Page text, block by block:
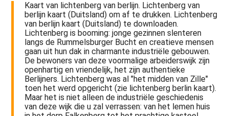
Kaart van lichtenberg van berlijn. Lichtenberg van
berlijn kaart (Duitsland) om af te drukken. Lichtenberg
van berlijn kaart (Duitsland) te downloaden.
Lichtenberg is booming: jonge gezinnen slenteren
langs de Rummelsburger Bucht en creatieve mensen
gaan uit hun dak in charmante industriële gebouwen.
De bewoners van deze voormalige arbeiderswijk zijn
openhartig en vriendelijk, het zijn authentieke
Berlijners. Lichtenberg was al "het midden van Zille"
toen het werd opgericht (zie lichtenberg berlin kaart).
Maar het is niet alleen de industriële geschiedenis
van deze wijk die u zal verrassen: van het lemen huis